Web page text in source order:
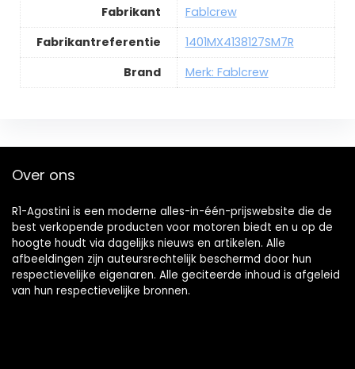
Fabrikant
Fablcrew
Fabrikantreferentie
1401MX4138127SM7R
Brand
Merk: Fablcrew
Over ons
R1-Agostini is een moderne alles-in-één-prijswebsite die de
best verkopende producten voor motoren biedt en u op de
hoogte houdt via dagelijks nieuws en artikelen. Alle
afbeeldingen zijn auteursrechtelijk beschermd door hun
respectievelijke eigenaren. Alle geciteerde inhoud is afgeleid
van hun respectievelijke bronnen.